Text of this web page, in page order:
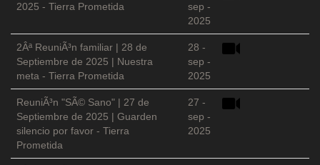
2025 - Tierra Prometida
sep -
2025
2Âª ReuniÃ³n familiar | 28 de
Septiembre de 2025 | Nuestra
meta - Tierra Prometida
28 -
sep -
2025
ReuniÃ³n "SÃ© Sano" | 27 de
Septiembre de 2025 | Guarden
silencio por favor - Tierra
Prometida
27 -
sep -
2025